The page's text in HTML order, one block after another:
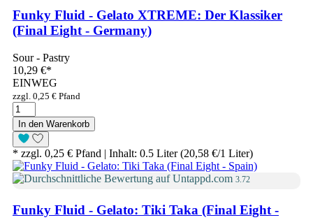
Funky Fluid - Gelato XTREME: Der Klassiker
(Final Eight - Germany)
Sour - Pastry
10,29 €*
EINWEG
zzgl. 0,25 € Pfand
In den Warenkorb
* zzgl. 0,25 € Pfand | Inhalt: 0.5 Liter (20,58 €/1 Liter)
3.72
Funky Fluid - Gelato: Tiki Taka (Final Eight -